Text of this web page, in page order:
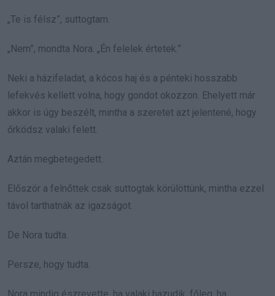
„Te is félsz”, suttogtam.
„Nem”, mondta Nora. „Én felelek értetek.”
Neki a házifeladat, a kócos haj és a pénteki hosszabb
lefekvés kellett volna, hogy gondot okozzon. Ehelyett már
akkor is úgy beszélt, mintha a szeretet azt jelentené, hogy
őrködsz valaki felett.
Aztán megbetegedett.
Először a felnőttek csak suttogtak körülöttünk, mintha ezzel
távol tarthatnák az igazságot.
De Nora tudta.
Persze, hogy tudta.